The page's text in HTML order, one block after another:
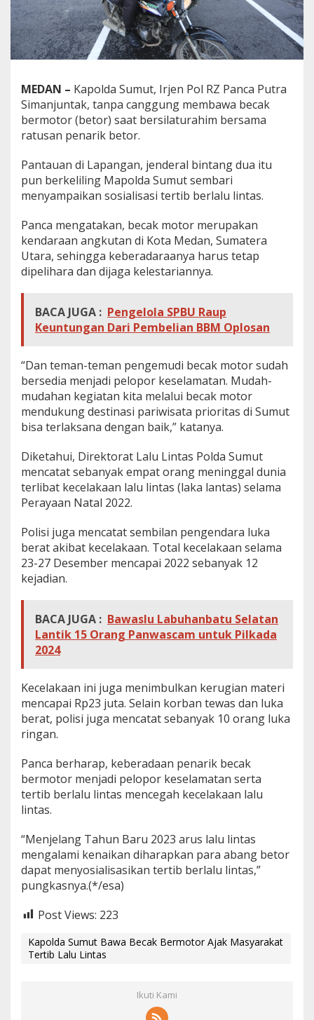
MEDAN – Kapolda Sumut, Irjen Pol RZ Panca Putra
Simanjuntak, tanpa canggung membawa becak
bermotor (betor) saat bersilaturahim bersama
ratusan penarik betor.
Pantauan di Lapangan, jenderal bintang dua itu
pun berkeliling Mapolda Sumut sembari
menyampaikan sosialisasi tertib berlalu lintas.
Panca mengatakan, becak motor merupakan
kendaraan angkutan di Kota Medan, Sumatera
Utara, sehingga keberadaraanya harus tetap
dipelihara dan dijaga kelestariannya.
BACA JUGA : Pengelola SPBU Raup
Keuntungan Dari Pembelian BBM Oplosan
“Dan teman-teman pengemudi becak motor sudah
bersedia menjadi pelopor keselamatan. Mudah-
mudahan kegiatan kita melalui becak motor
mendukung destinasi pariwisata prioritas di Sumut
bisa terlaksana dengan baik,” katanya.
Diketahui, Direktorat Lalu Lintas Polda Sumut
mencatat sebanyak empat orang meninggal dunia
terlibat kecelakaan lalu lintas (laka lantas) selama
Perayaan Natal 2022.
Polisi juga mencatat sembilan pengendara luka
berat akibat kecelakaan. Total kecelakaan selama
23-27 Desember mencapai 2022 sebanyak 12
kejadian.
BACA JUGA : Bawaslu Labuhanbatu Selatan
Lantik 15 Orang Panwascam untuk Pilkada
2024
Kecelakaan ini juga menimbulkan kerugian materi
mencapai Rp23 juta. Selain korban tewas dan luka
berat, polisi juga mencatat sebanyak 10 orang luka
ringan.
Panca berharap, keberadaan penarik becak
bermotor menjadi pelopor keselamatan serta
tertib berlalu lintas mencegah kecelakaan lalu
lintas.
“Menjelang Tahun Baru 2023 arus lalu lintas
mengalami kenaikan diharapkan para abang betor
dapat menyosialisasikan tertib berlalu lintas,”
pungkasnya.(*/esa)
Post Views: 223
Kapolda Sumut Bawa Becak Bermotor Ajak Masyarakat
Tertib Lalu Lintas
Ikuti Kami